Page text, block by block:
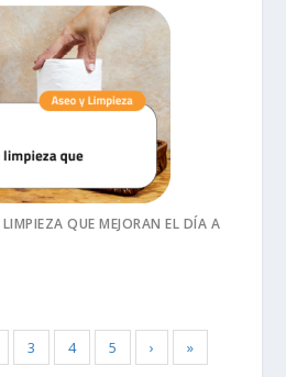
QUE MEJORAN EL DÍA A
3 4 5 › »